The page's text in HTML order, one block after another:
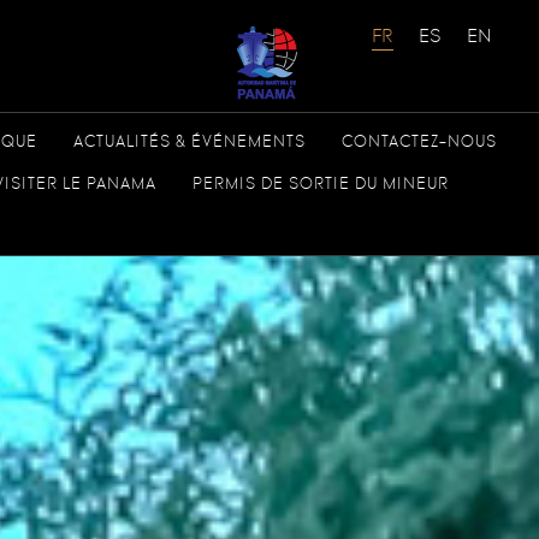
CONTACTEZ-NOUS
ACTUALITÉS & ÉVÉNEMENTS
LE PANAMA
PERMIS DE SORTIE DU MINEUR